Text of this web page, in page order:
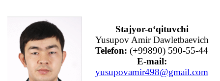
Stajyor-o‘qituvchi
Yusupov Amir Dawletbaevich
Telefon: (+99890) 590-55-44
E-mail:
yusupovamir498@gmail.com